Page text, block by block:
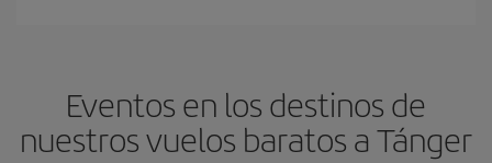
Eventos en los destinos de
nuestros vuelos baratos a Tánger